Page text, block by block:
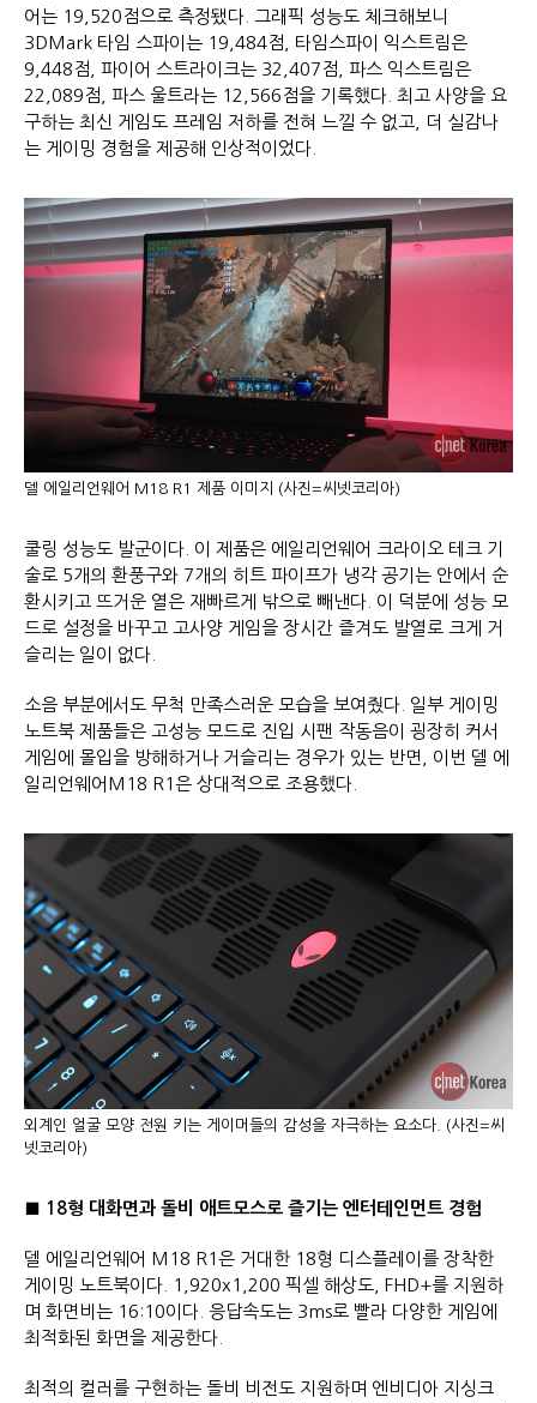
어는 19,520점으로 측정됐다. 그래픽 성능도 체크해보니
3DMark 타임 스파이는 19,484점, 타임스파이 익스트림은
9,448점, 파이어 스트라이크는 32,407점, 파스 익스트림은
22,089점, 파스 울트라는 12,566점을 기록했다. 최고 사양을 요
구하는 최신 게임도 프레임 저하를 전혀 느낄 수 없고, 더 실감나
는 게이밍 경험을 제공해 인상적이었다.
델 에일리언웨어 M18 R1 제품 이미지 (사진=씨넷코리아)
쿨링 성능도 발군이다. 이 제품은 에일리언웨어 크라이오 테크 기
술로 5개의 환풍구와 7개의 히트 파이프가 냉각 공기는 안에서 순
환시키고 뜨거운 열은 재빠르게 밖으로 빼낸다. 이 덕분에 성능 모
드로 설정을 바꾸고 고사양 게임을 장시간 즐겨도 발열로 크게 거
슬리는 일이 없다.
소음 부분에서도 무척 만족스러운 모습을 보여줬다. 일부 게이밍
노트북 제품들은 고성능 모드로 진입 시팬 작동음이 굉장히 커서
게임에 몰입을 방해하거나 거슬리는 경우가 있는 반면, 이번 델 에
일리언웨어M18 R1은 상대적으로 조용했다.
외계인 얼굴 모양 전원 키는 게이머들의 감성을 자극하는 요소다. (사진=씨
넷코리아)
■ 18형 대화면과 돌비 애트모스로 즐기는 엔터테인먼트 경험
델 에일리언웨어 M18 R1은 거대한 18형 디스플레이를 장착한
게이밍 노트북이다. 1,920x1,200 픽셀 해상도, FHD+를 지원하
며 화면비는 16:10이다. 응답속도는 3ms로 빨라 다양한 게임에
최적화된 화면을 제공한다.
최적의 컬러를 구현하는 돌비 비전도 지원하며 엔비디아 지싱크